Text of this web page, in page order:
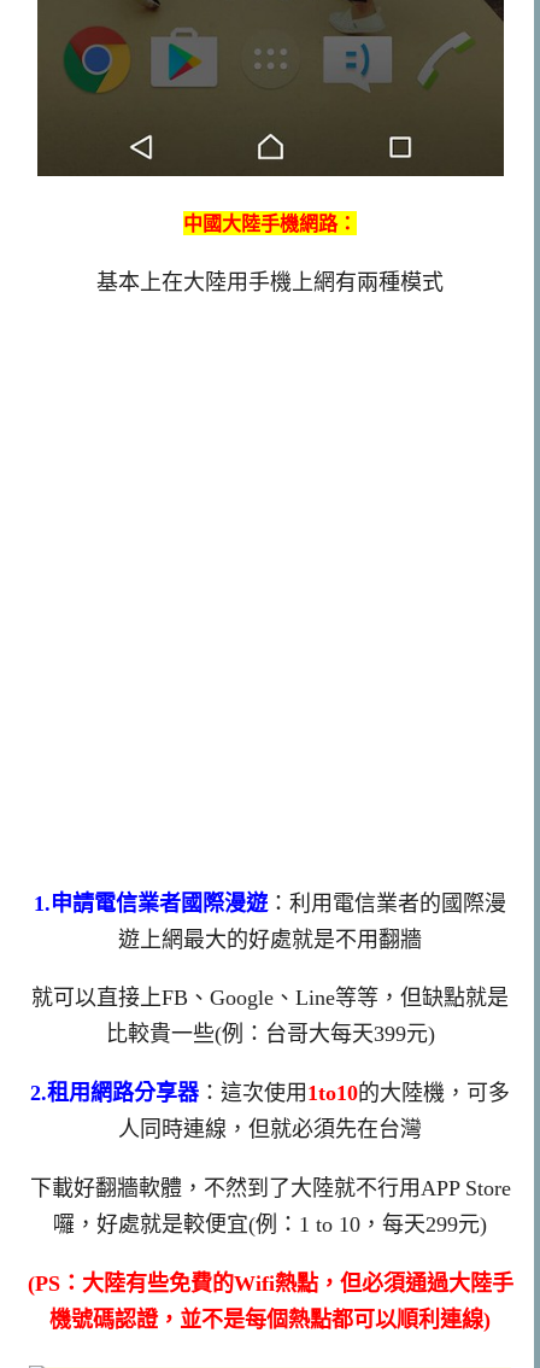
中國大陸手機網路：
基本上在大陸用手機上網有兩種模式
1.申請電信業者國際漫遊 ：利用電信業者的國際漫
遊上網最大的好處就是不用翻牆
就可以直接上FB、Google、Line等等，但缺點就是
比較貴一些(例：台哥大每天399元)
2.租用網路分享器 ：這次使用 1to10的大陸機，可多
人同時連線，但就必須先在台灣
下載好翻牆軟體，不然到了大陸就不行用APP Store
囉，好處就是較便宜(例：1 to 10，每天299元)
(PS：大陸有些免費的Wifi熱點，但必須通過大陸手
機號碼認證，並不是每個熱點都可以順利連線)